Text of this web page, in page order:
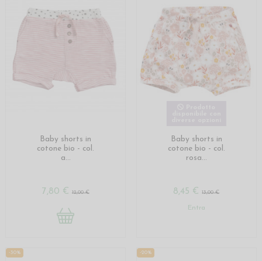
Baby shorts in
cotone bio - col.
a...
7,80 € 12,00 €
Baby shorts in
cotone bio - col.
rosa...
8,45 €13,00 €
Entra
-30% -20%